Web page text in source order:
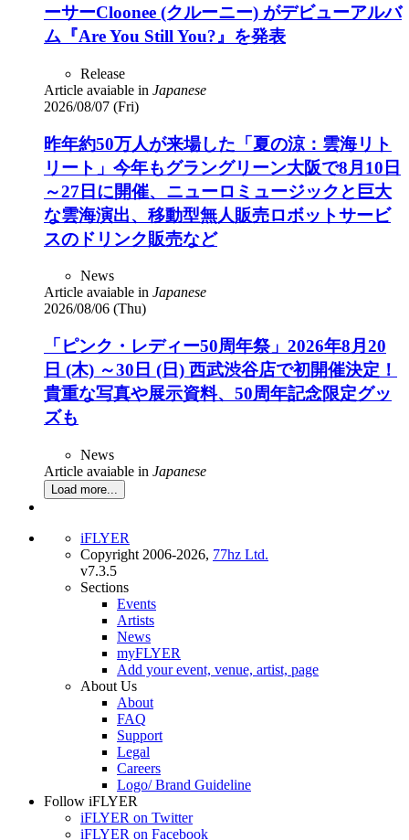
ーサーCloonee (クルーニー) がデビューアルバ
ム『Are You Still You?』を発表
Release
Article avaiable in Japanese
2026/08/07 (Fri)
昨年約50万人が来場した「夏の涼：雲海リト
リート」今年もグラングリーン大阪で8月10日
～27日に開催、ニューロミュージックと巨大
な雲海演出、移動型無人販売ロボットサービ
スのドリンク販売など
News
Article avaiable in Japanese
2026/08/06 (Thu)
「ピンク・レディー50周年祭」2026年8月20
日 (木) ～30日 (日) 西武渋谷店で初開催決定！
貴重な写真や展示資料、50周年記念限定グッ
ズも
News
Article avaiable in Japanese
Load more...
iFLYER
Copyright 2006-2026, 77hz Ltd.
v7.3.5
Sections
Events
Artists
News
myFLYER
Add your event, venue, artist, page
About Us
About
FAQ
Support
Legal
Careers
Logo/ Brand Guideline
Follow iFLYER
iFLYER on Twitter
iFLYER on Facebook